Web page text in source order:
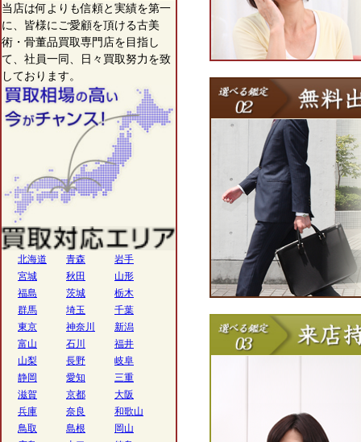
当店は何よりも信頼と実績を第一
に、皆様にご愛顧を頂ける古美
術・骨董品買取専門店を目指し
て、社員一同、日々買取努力を致
しております。
北海道 青森
岩手
宮城
秋田
山形
福島
茨城
栃木
群馬
埼玉
千葉
東京
神奈川
新潟
富山
石川
福井
山梨
長野
岐阜
静岡
愛知
三重
滋賀
京都
大阪
兵庫
奈良
和歌山
鳥取
島根
岡山